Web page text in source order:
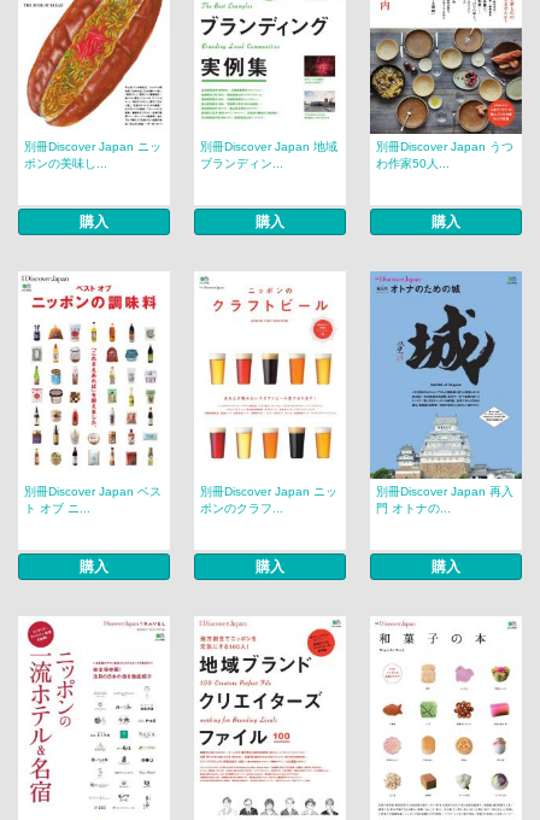
別冊Discover Japan ニッ
ポンの美味し...
購入
別冊Discover Japan 地域
ブランディン...
購入
別冊Discover Japan うつ
わ作家50人...
購入
別冊Discover Japan ベス
ト オブ ニ...
購入
別冊Discover Japan ニッ
ポンのクラフ...
購入
別冊Discover Japan 再入
門 オトナの...
購入